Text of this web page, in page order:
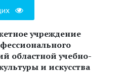
учреждение
областной учебно-
и искусства